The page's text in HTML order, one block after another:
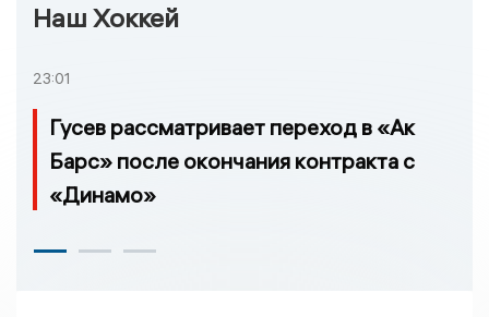
Наш Хоккей
23:01
Гусев рассматривает переход в «Ак
Барс» после окончания контракта с
«Динамо»